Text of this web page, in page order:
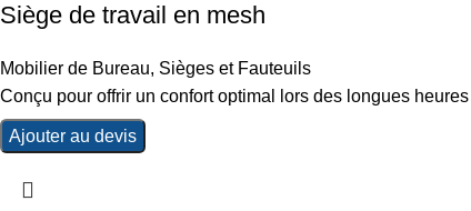
Siège de travail en mesh
Mobilier de Bureau, Sièges et Fauteuils
Conçu pour offrir un confort optimal lors des longues
Ajouter au devis